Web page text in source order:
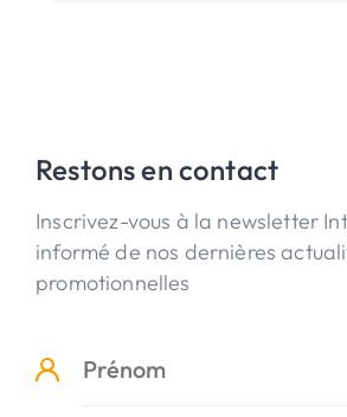
Restons en contact
Inscrivez-vous à la newsletter
informé de nos dernières
promotionnelles